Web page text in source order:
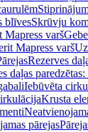
blīvesSkrūvju
Mapress varš
Mapress varš
Rezerves
daļas
Iebūvēta
Krusta
pārejas